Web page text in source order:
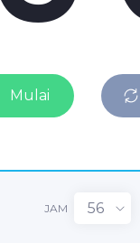
Mulai
JAM 56